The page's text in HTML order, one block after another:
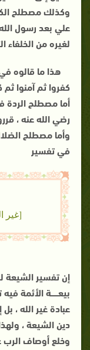
وكذلك مصطلح
علي بعد رسول
لغيره من الخلفاء
هذا ما قالوه
كفروا ثم آمنوا ثم
أما مصطلح الردة
رضي الله عنه ،
وأما مصطلح
في تفسير
[غير
إن تفسير الشيعة
بيعــــــة
عبادة غير الله ،
دين الشيعة ،
وخلع أوصاف الرب